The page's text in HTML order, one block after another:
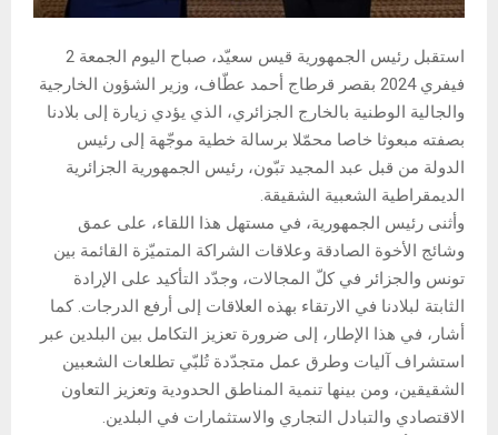
استقبل رئيس الجمهورية قيس سعيّد، صباح اليوم الجمعة 2
فيفري 2024 بقصر قرطاج أحمد عطّاف، وزير الشؤون الخارجية
والجالية الوطنية بالخارج الجزائري، الذي يؤدي زيارة إلى بلادنا
بصفته مبعوثا خاصا محمّلا برسالة خطية موجّهة إلى رئيس
الدولة من قبل عبد المجيد تبّون، رئيس الجمهورية الجزائرية
الديمقراطية الشعبية الشقيقة.
وأثنى رئيس الجمهورية، في مستهل هذا اللقاء، على عمق
وشائج الأخوة الصادقة وعلاقات الشراكة المتميّزة القائمة بين
تونس والجزائر في كلّ المجالات، وجدّد التأكيد على الإرادة
الثابتة لبلادنا في الارتقاء بهذه العلاقات إلى أرفع الدرجات. كما
أشار، في هذا الإطار، إلى ضرورة تعزيز التكامل بين البلدين عبر
استشراف آليات وطرق عمل متجدّدة تُلبّي تطلعات الشعبين
الشقيقين، ومن بينها تنمية المناطق الحدودية وتعزيز التعاون
الاقتصادي والتبادل التجاري والاستثمارات في البلدين.